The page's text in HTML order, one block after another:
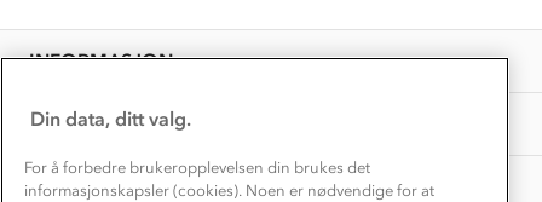
INFORMASJON
Presse
OM OSS
Samarbeide med oss?
TIPS OG RÅD
Store størrelser
Turmat oppskrifter
Beredskap
Overnatte utendørs⛺
Leirskole 🥾
Barnehageansatt
Din data, ditt valg.
For å forbedre brukeropplevelsen din brukes det
informasjonskapsler (cookies). Noen er nødvendige for at